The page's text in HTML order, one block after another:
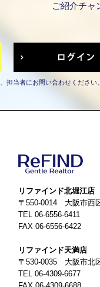
ご紹介チャ
担当者にお問い合わせください。
リファインド北堀江店
〒550-0014 大阪市西
TEL 06-6556-6411
FAX 06-6556-6422
リファインド天満店
〒530-0035 大阪市北
TEL 06-4309-6677